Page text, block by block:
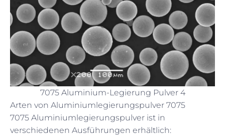
7075 Aluminium-Legierung Pulver 4
Arten von Aluminiumlegierungspulver 7075
7075 Aluminiumlegierungspulver ist in
verschiedenen Ausführungen erhältlich: